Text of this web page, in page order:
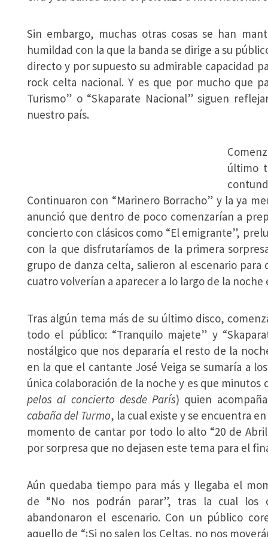
Sin embargo, muchas otras cosas se han
humildad con la que la banda se dirige a su
directo y por supuesto su admirable capacidad
rock celta nacional. Y es que por mucho que
Turismo” o “Skaparate Nacional” siguen
nuestro país.
último
Continuaron con “Marinero Borracho” y la ya
anunció que dentro de poco comenzarían a
concierto con clásicos como “El emigrante”,
con la que disfrutaríamos de la primera
grupo de danza celta, salieron al escenario
cuatro volverían a aparecer a lo largo de la
Tras algún tema más de su último disco,
todo el público: “Tranquilo majete” y
nostálgico que nos depararía el resto de la
en la que el cantante José Veiga se sumaría a
única colaboración de la noche y es que minutos
pelos al concierto desde París) quien
cabaña del Turmo, la cual existe y se encuentra
momento de cantar por todo lo alto “20 de
por sorpresa que no dejasen este tema para el
Aún quedaba tiempo para más y llegaba el
de “No nos podrán parar”, tras la cual los
abandonaron el escenario. Con un público
aquello de “¡Si no salen los Celtas, no nos